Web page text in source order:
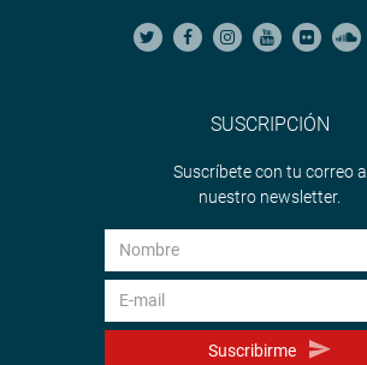
SUSCRIPCIÓN
Suscríbete con tu correo a
nuestro newsletter.
Suscribirme